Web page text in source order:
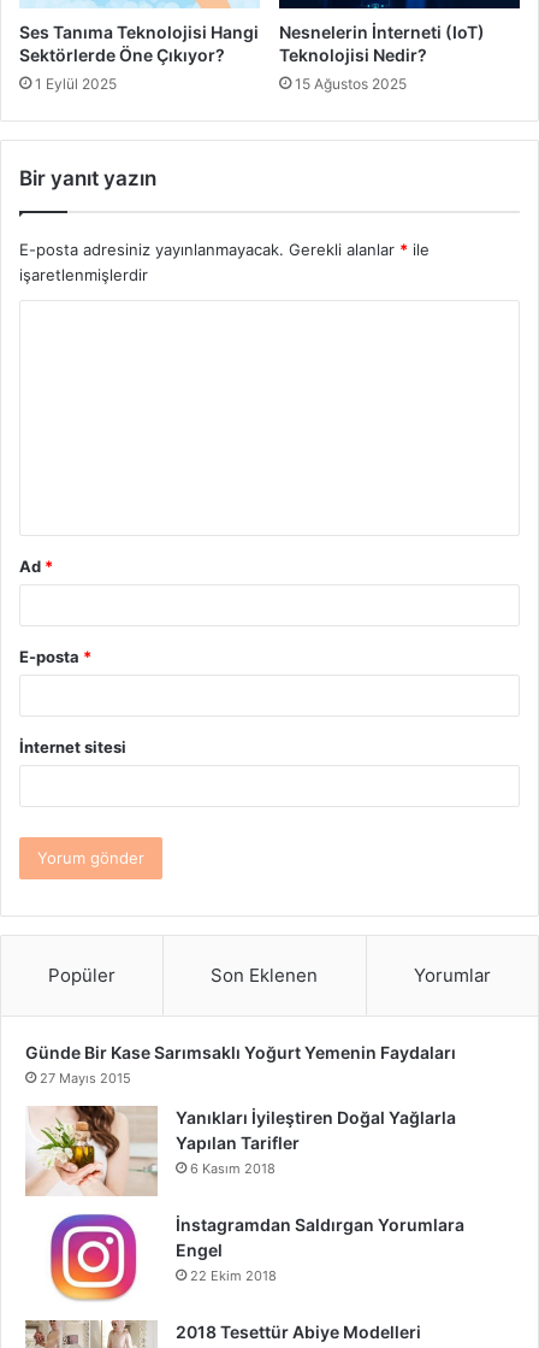
Ses Tanıma Teknolojisi Hangi
Sektörlerde Öne Çıkıyor?
1 Eylül 2025
Nesnelerin İnterneti (IoT)
Teknolojisi Nedir?
15 Ağustos 2025
Bir yanıt yazın
E-posta adresiniz yayınlanmayacak. Gerekli alanlar * ile
işaretlenmişlerdir
Ad *
E-posta *
İnternet sitesi
Popüler Son Eklenen Yorumlar
Günde Bir Kase Sarımsaklı Yoğurt Yemenin Faydaları
27 Mayıs 2015
Yanıkları İyileştiren Doğal Yağlarla
Yapılan Tarifler
6 Kasım 2018
İnstagramdan Saldırgan Yorumlara
Engel
22 Ekim 2018
2018 Tesettür Abiye Modelleri